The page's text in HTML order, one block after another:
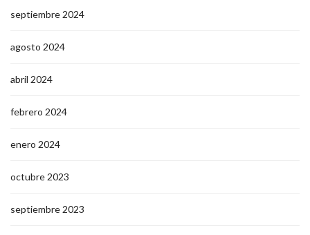
septiembre 2024
agosto 2024
abril 2024
febrero 2024
enero 2024
octubre 2023
septiembre 2023